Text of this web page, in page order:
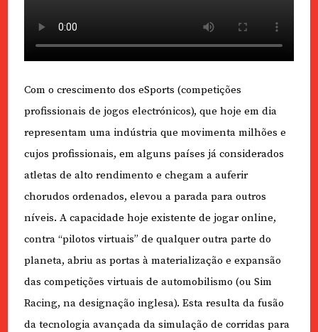
Com o crescimento dos eSports (competições
profissionais de jogos electrónicos), que hoje em dia
representam uma indústria que movimenta milhões e
cujos profissionais, em alguns países já considerados
atletas de alto rendimento e chegam a auferir
chorudos ordenados, elevou a parada para outros
níveis. A capacidade hoje existente de jogar online,
contra “pilotos virtuais” de qualquer outra parte do
planeta, abriu as portas à materialização e expansão
das competições virtuais de automobilismo (ou Sim
Racing, na designação inglesa). Esta resulta da fusão
da tecnologia avançada da simulação de corridas para